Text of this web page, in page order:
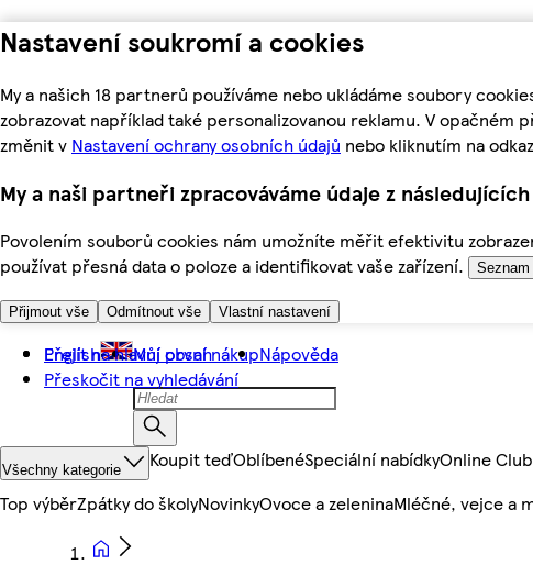
Nastavení soukromí a cookies
My a našich 18 partnerů používáme nebo ukládáme soubory
zobrazovat například také personalizovanou reklamu. V
změnit v Nastavení ochrany osobních údajů nebo kliknutím na
My a naši partneři zpracováváme údaje z
Povolením souborů cookies nám umožníte měřit efektivitu
používat přesná data o poloze a identifikovat vaše zařízení.
Seznam
Přijmout vše Odmítnout vše Vlastní nastavení
Přejít na hlavní obsah
Přeskočit na vyhledávání
English Můj první nákupNápověda
Všechny kategorie Koupit teďOblíbenéSpeciální nabídkyOnline Club
Top výběrZpátky do školyNovinkyOvoce a zeleninaMléčné, vejce a